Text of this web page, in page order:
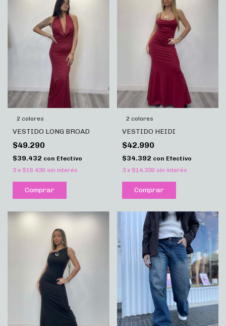
2 colores
VESTIDO LONG BROAD
$49.290
$39.432 con Efectivo
3 x $16.430 sin interés
Comprar
2 colores
VESTIDO HEIDI
$42.990
$34.392 con Efectivo
3 x $14.330 sin interés
Comprar